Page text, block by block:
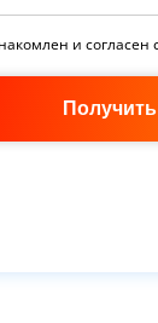
и согласен